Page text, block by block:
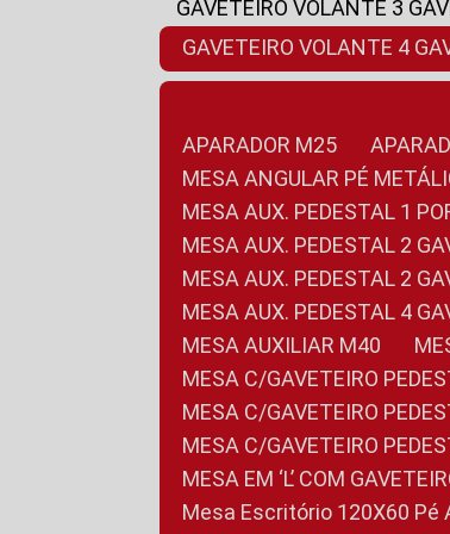
GAVETEIRO VOLANTE 3
GAVETEIRO VOLANTE 4
APARADOR M25
MESA ANGULAR PÉ
MESA AUX. PEDESTAL 1
MESA AUX. PEDESTAL 2
MESA AUX. PEDESTAL 2
MESA AUX. PEDESTAL 4
MESA AUXILIAR M40
MESA C/GAVETEIRO
MESA C/GAVETEIRO
MESA C/GAVETEIRO
MESA EM ‘L’ COM
Mesa Escritório 120X60 Pé